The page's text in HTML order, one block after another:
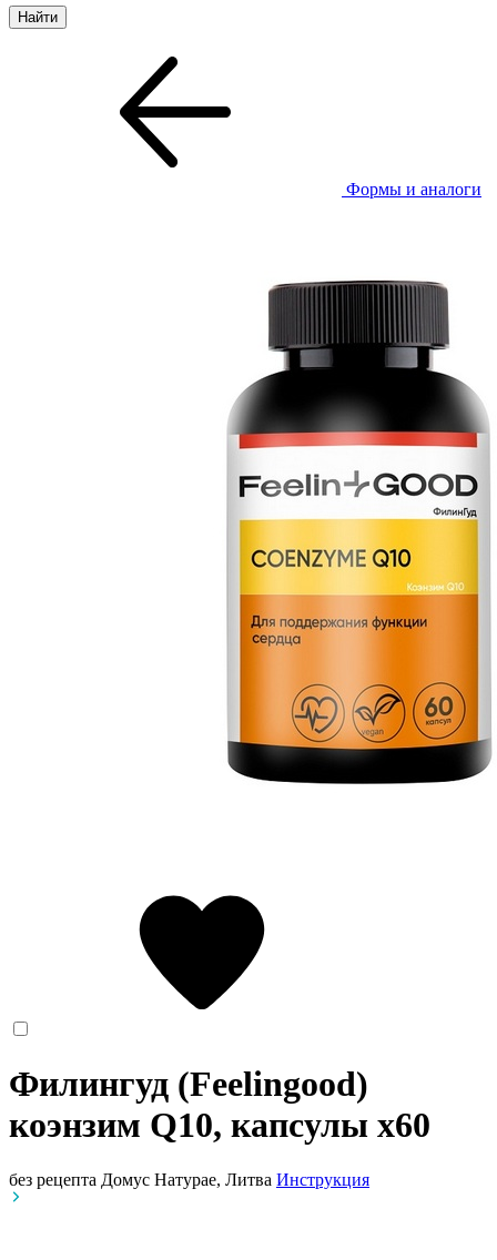
Формы и аналоги
Филингуд (Feelingood)
коэнзим Q10, капсулы x60
без рецепта Домус Натурае, Литва Инструкция